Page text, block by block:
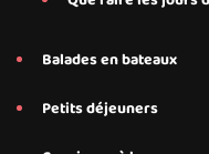
Balades en bateaux
Petits déjeuners